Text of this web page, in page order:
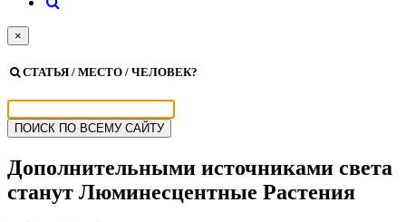
×
СТАТЬЯ / МЕСТО / ЧЕЛОВЕК?
Дополнительными источниками света
станут Люминесцентные Растения